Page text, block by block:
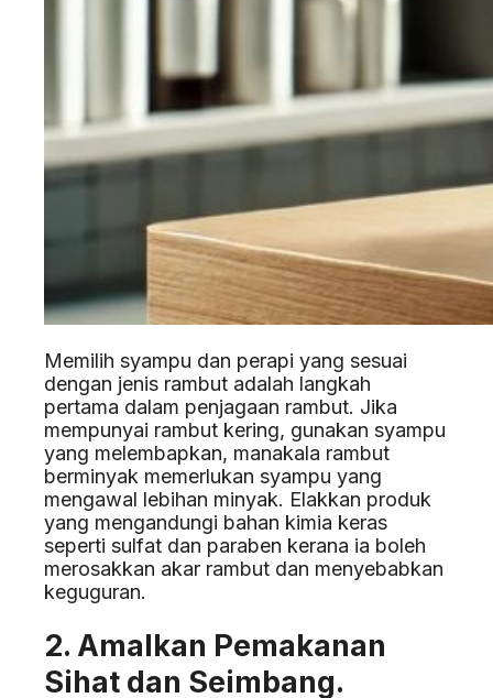
Memilih syampu dan perapi yang sesuai
dengan jenis rambut adalah langkah
pertama dalam penjagaan rambut. Jika
mempunyai rambut kering, gunakan syampu
yang melembapkan, manakala rambut
berminyak memerlukan syampu yang
mengawal lebihan minyak. Elakkan produk
yang mengandungi bahan kimia keras
seperti sulfat dan paraben kerana ia boleh
merosakkan akar rambut dan menyebabkan
keguguran.
2. Amalkan Pemakanan
Sihat dan Seimbang.